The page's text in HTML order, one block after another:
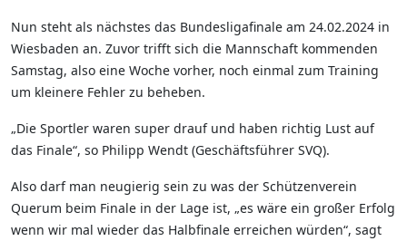
Nun steht als nächstes das Bundesligafinale am 24.02.2024 in
Wiesbaden an. Zuvor trifft sich die Mannschaft kommenden
Samstag, also eine Woche vorher, noch einmal zum Training
um kleinere Fehler zu beheben.
„Die Sportler waren super drauf und haben richtig Lust auf
das Finale“, so Philipp Wendt (Geschäftsführer SVQ).
Also darf man neugierig sein zu was der Schützenverein
Querum beim Finale in der Lage ist, „es wäre ein großer Erfolg
wenn wir mal wieder das Halbfinale erreichen würden“, sagt